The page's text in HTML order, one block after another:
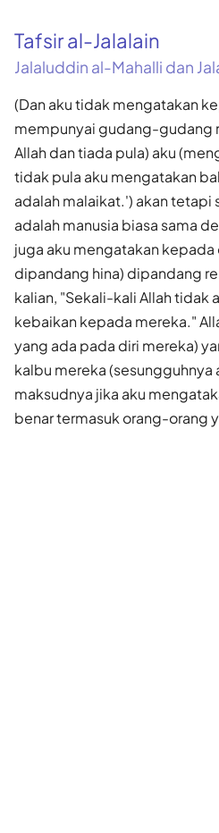
Tafsir al-Jalalain
Jalaluddin al-Mahalli dan
(Dan aku tidak mengatakan
mempunyai gudang-gudang
Allah dan tiada pula) aku
tidak pula aku mengatakan
adalah malaikat.') akan tetapi
adalah manusia biasa sama
juga aku mengatakan
dipandang hina) dipandang
kalian, "Sekali-kali Allah tidak
kebaikan kepada mereka."
yang ada pada diri mereka)
kalbu mereka (sesungguhnya
maksudnya jika aku
benar termasuk orang-orang